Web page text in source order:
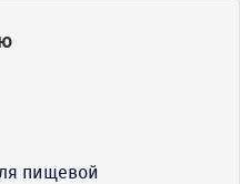
пищевой